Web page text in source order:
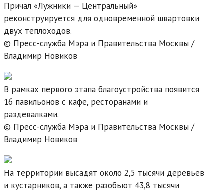
Причал «Лужники — Центральный»
реконструируется для одновременной швартовки
двух теплоходов.
© Пресс-служба Мэра и Правительства Москвы /
Владимир Новиков
В рамках первого этапа благоустройства появится
16 павильонов с кафе, ресторанами и
раздевалками.
© Пресс-служба Мэра и Правительства Москвы /
Владимир Новиков
На территории высадят около 2,5 тысячи деревьев
и кустарников, а также разобьют 43,8 тысячи